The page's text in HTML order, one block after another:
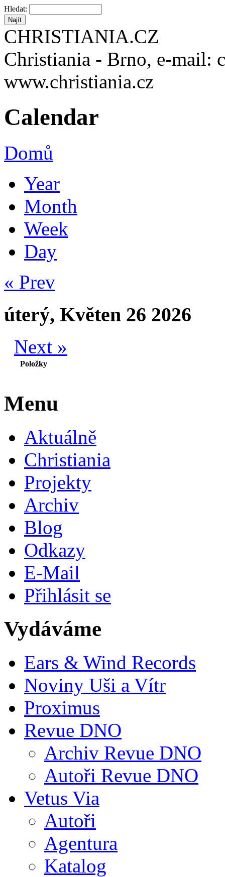
Hledat:
CHRISTIANIA.CZ
Christiania - Brno, e-mail:
www.christiania.cz
Calendar
Domů
Year
Month
Week
Day
« Prev
úterý, Květen 26 2026
Next »
Položky
Menu
Aktuálně
Christiania
Projekty
Archiv
Blog
Odkazy
E-Mail
Přihlásit se
Vydáváme
Ears & Wind Records
Noviny Uši a Vítr
Proximus
Revue DNO
Archiv Revue DNO
Autoři Revue DNO
Vetus Via
Autoři
Agentura
Katalog